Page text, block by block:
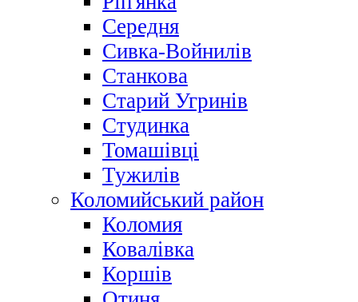
Середня
Сивка-Войнилів
Станкова
Старий Угринів
Студинка
Томашівці
Тужилів
Коломийський район
Коломия
Ковалівка
Коршів